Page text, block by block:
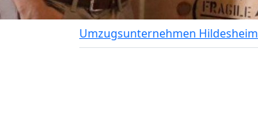
Umzugsunternehmen Hildesheim